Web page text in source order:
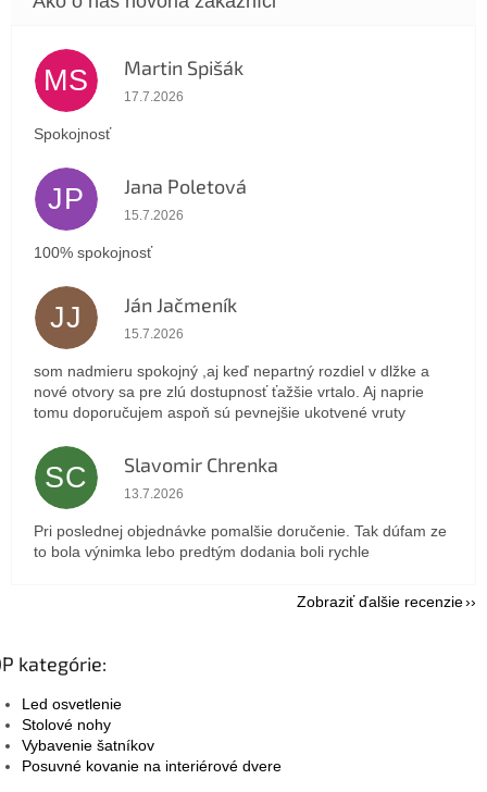
MS Martin Spišák
Hodnotenie obchodu je 5 z 5 hviezdičiek.
17.7.2026
Spokojnosť
JP Jana Poletová
Hodnotenie obchodu je 5 z 5 hviezdičiek.
15.7.2026
100% spokojnosť
JJ Ján Jačmeník
Hodnotenie obchodu je 5 z 5 hviezdičiek.
15.7.2026
som nadmieru spokojný ,aj keď nepartný rozdiel v dlžke a
nové otvory sa pre zlú dostupnosť ťažšie vrtalo. Aj naprie
tomu doporučujem aspoň sú pevnejšie ukotvené vruty
SC Slavomir Chrenka
Hodnotenie obchodu je 5 z 5 hviezdičiek.
13.7.2026
Pri poslednej objednávke pomalšie doručenie. Tak dúfam ze
to bola výnimka lebo predtým dodania boli rychle
Zobraziť ďalšie recenzie
kategórie:
Led osvetlenie
Stolové nohy
Vybavenie šatníkov
Posuvné kovanie na interiérové dvere